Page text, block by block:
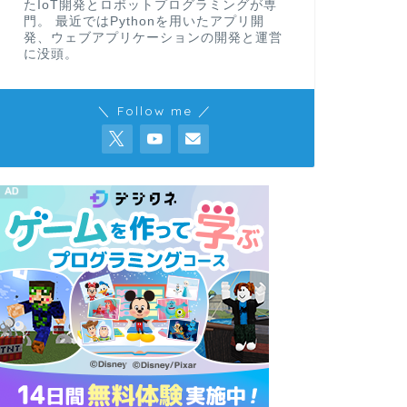
たIoT開発とロボットプログラミングが専
門。 最近ではPythonを用いたアプリ開
発、ウェブアプリケーションの開発と運営
に没頭。
＼ Follow me ／